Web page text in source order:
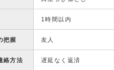
1時間以内
把握 友人
絡方法 遅延なく返済